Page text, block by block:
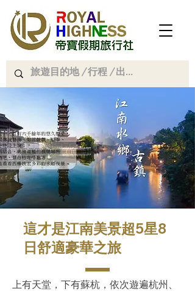
這才是江南美景超5星8
日舒適豪華之旅
上有天堂，下有蘇杭，依次遊遍杭州、